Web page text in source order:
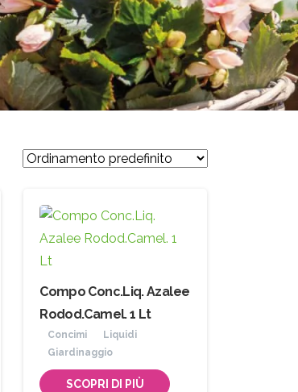
Compo Conc.Liq. Azalee
Rodod.Camel. 1 Lt
Concimi
Liquidi
Giardinaggio
SCOPRI DI PIÙ